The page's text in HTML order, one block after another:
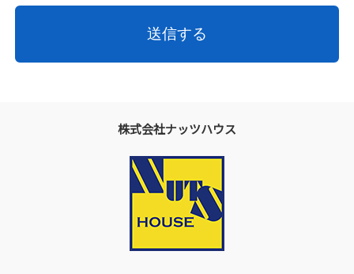
株式会社ナッツハウス